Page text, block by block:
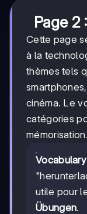
Page 2
Cette page
à la
thèmes tels
cinéma. Le
catégories
mémorisation.
Vocabulary
utile pour
Übungen.